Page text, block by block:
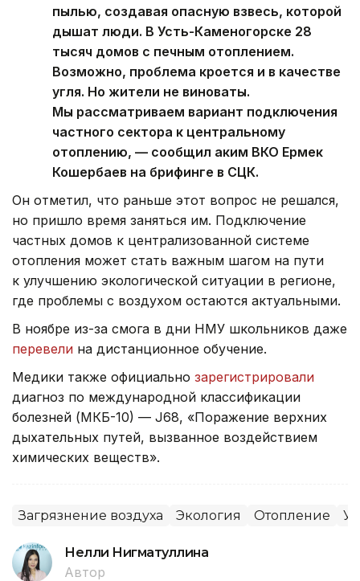
пылью, создавая опасную взвесь, которой
дышат люди. В Усть-Каменогорске 28
тысяч домов с печным отоплением.
Возможно, проблема кроется и в качестве
угля. Но жители не виноваты.
Мы рассматриваем вариант подключения
частного сектора к центральному
отоплению, — сообщил аким ВКО Ермек
Кошербаев на брифинге в СЦК.
Он отметил, что раньше этот вопрос не решался,
но пришло время заняться им. Подключение
частных домов к централизованной системе
отопления может стать важным шагом на пути
к улучшению экологической ситуации в регионе,
где проблемы с воздухом остаются актуальными.
В ноябре из-за смога в дни НМУ школьников даже
перевели на дистанционное обучение.
Медики также официально зарегистрировали
диагноз по международной классификации
болезней (МКБ-10) — J68, «Поражение верхних
дыхательных путей, вызванное воздействием
химических веществ».
Загрязнение воздуха Экология Отопление
Нелли Нигматуллина
Автор